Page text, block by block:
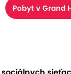
Pobyt v Grand